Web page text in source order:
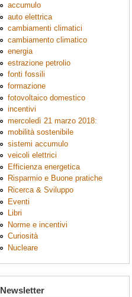
accumulo
auto elettrica
cambiamenti climatici
cambiamento climatico
energia
estrazione petrolio
fonti fossili
formazione
fotovoltaico domestico
incentivi
mercoledì 21 marzo 2018:
mobilità sostenibile
sistemi accumulo
veicoli elettrici
Efficienza energetica
Risparmio e Buone pratiche
Ricerca & Sviluppo
Eventi
Libri
Norme e incentivi
Curiosità
Nucleare
Newsletter